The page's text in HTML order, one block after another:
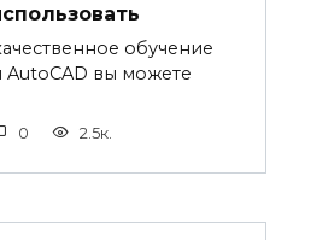
обучение
AutoCAD вы можете
0 2.5к.